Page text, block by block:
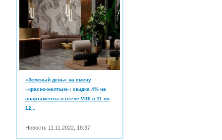
«Зеленый день» на смену
«красно-желтым»: скидка 4% на
апартаменты в отеле VIDI с 11 по
12...
Новость 11.11.2022 18:37